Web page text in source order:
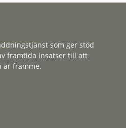
som ger stöd
framtida insatser till att
är framme.